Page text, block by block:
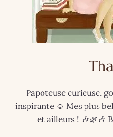
Papoteuse curieuse,
inspirante ☺️ Mes plus
et ailleurs ! 🎶🌿🎶